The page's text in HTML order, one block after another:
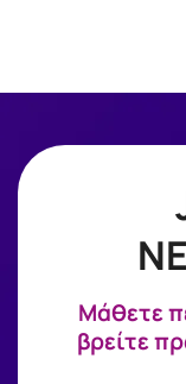
Mάθετε
βρείτε